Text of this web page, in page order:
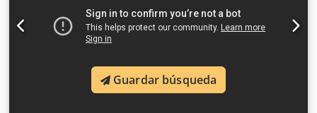
Guardar búsqueda